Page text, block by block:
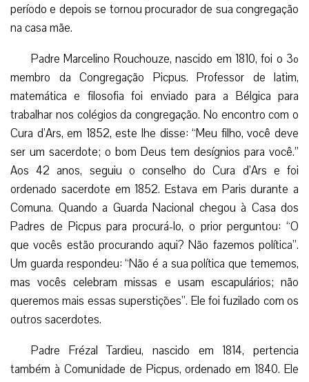
período e depois se tornou procurador de sua congregação
na casa mãe.
Padre Marcelino Rouchouze, nascido em 1810, foi o 3º
membro da Congregação Picpus. Professor de latim,
matemática e filosofia foi enviado para a Bélgica para
trabalhar nos colégios da congregação. No encontro com o
Cura d’Ars, em 1852, este lhe disse: “Meu filho, você deve
ser um sacerdote; o bom Deus tem desígnios para você.”
Aos 42 anos, seguiu o conselho do Cura d’Ars e foi
ordenado sacerdote em 1852. Estava em Paris durante a
Comuna. Quando a Guarda Nacional chegou à Casa dos
Padres de Picpus para procurá-lo, o prior perguntou: “O
que vocês estão procurando aqui? Não fazemos política”.
Um guarda respondeu: “Não é a sua política que tememos,
mas vocês celebram missas e usam escapulários; não
queremos mais essas superstições”. Ele foi fuzilado com os
outros sacerdotes.
Padre Frézal Tardieu, nascido em 1814, pertencia
também à Comunidade de Picpus, ordenado em 1840. Ele